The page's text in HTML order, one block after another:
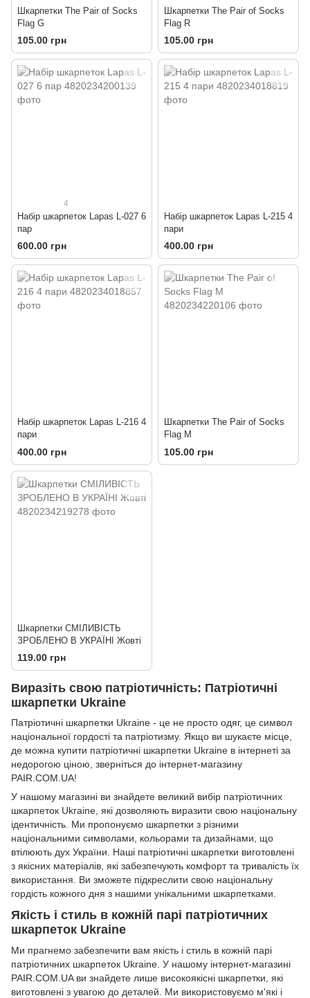
Шкарпетки The Pair of Socks
Flag G
105.00 грн
Шкарпетки The Pair of Socks
Flag R
105.00 грн
4
Набір шкарпеток Lapas L-027 6
пар
600.00 грн
Набір шкарпеток Lapas L-215 4
пари
400.00 грн
Набір шкарпеток Lapas L-216 4
пари
400.00 грн
Шкарпетки The Pair of Socks
Flag M
105.00 грн
Шкарпетки СМІЛИВІСТЬ
ЗРОБЛЕНО В УКРАЇНІ Жовті
119.00 грн
Виразіть свою патріотичність: Патріотичні
шкарпетки Ukraine
Патріотичні шкарпетки Ukraine - це не просто одяг, це символ
національної гордості та патріотизму. Якщо ви шукаєте місце,
де можна купити патріотичні шкарпетки Ukraine в інтернеті за
недорогою ціною, зверніться до інтернет-магазину
PAIR.COM.UA!
У нашому магазині ви знайдете великий вибір патріотичних
шкарпеток Ukraine, які дозволяють виразити свою національну
ідентичність. Ми пропонуємо шкарпетки з різними
національними символами, кольорами та дизайнами, що
втілюють дух України. Наші патріотичні шкарпетки виготовлені
з якісних матеріалів, які забезпечують комфорт та тривалість їх
використання. Ви зможете підкреслити свою національну
гордість кожного дня з нашими унікальними шкарпетками.
Якість і стиль в кожній парі патріотичних
шкарпеток Ukraine
Ми прагнемо забезпечити вам якість і стиль в кожній парі
патріотичних шкарпеток Ukraine. У нашому інтернет-магазині
PAIR.COM.UA ви знайдете лише високоякісні шкарпетки, які
виготовлені з увагою до деталей. Ми використовуємо м'які і